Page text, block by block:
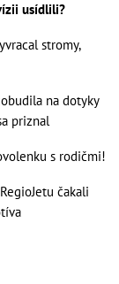
usídlili?
stromy,
na dotyky
priznal
s rodičmi!
čakali